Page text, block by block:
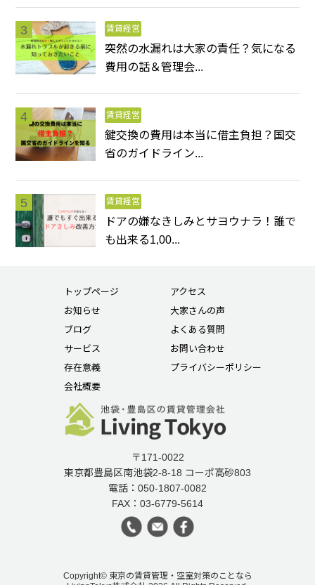
賃貸経営
突然の水漏れは大家の責任？気になる
費用の話＆管理会...
賃貸経営
鍵交換の費用は本当に借主負担？国交
省のガイドライン...
賃貸経営
ドアの嫌なきしみとサヨウナラ！誰で
も出来る1,00...
トップページ
お知らせ
ブログ
サービス
存在意義
会社概要
アクセス
大家さんの声
よくある質問
お問い合わせ
プライバシーポリシー
〒171-0022
東京都豊島区南池袋2-8-18 コーポ高砂803
電話：050-1807-0082
FAX：03-6779-5614
Copyright© 東京の賃貸管理・空室対策のことなら